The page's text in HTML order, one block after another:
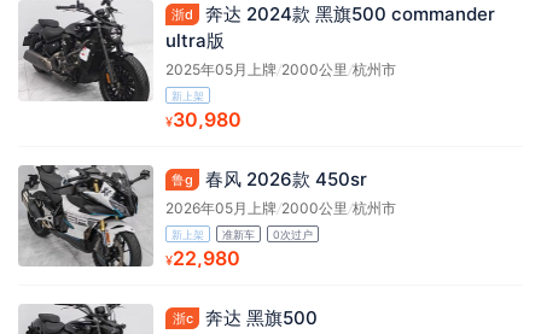
浙d
奔达 2024款 黑旗500 commander
ultra版
2025年05月上牌/2000公里 /杭州市
新上架
¥30,980
鲁g 春风 2026款 450sr
2026年05月上牌/2000公里 /杭州市
新上架 准新车 0次过户
¥22,980
浙c 奔达 黑旗500